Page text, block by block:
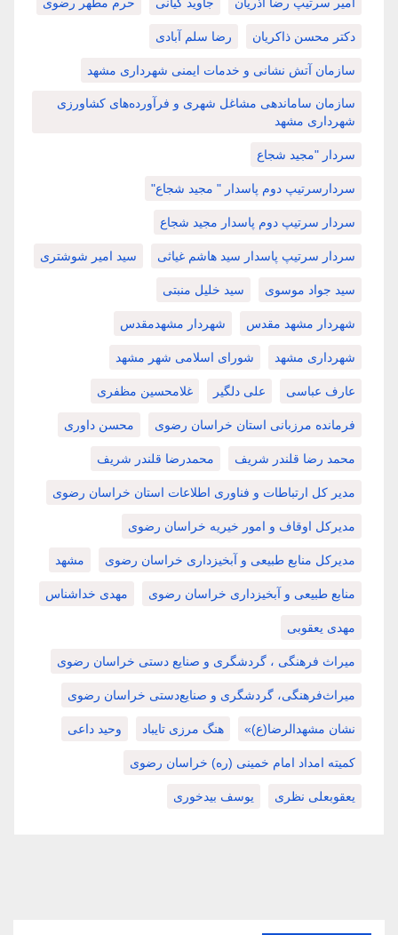
دکتر محسن ذاکریان رضا سلم آبادی
سازمان آتش نشانی و خدمات ایمنی شهرداری مشهد
سازمان ساماندهی مشاغل شهری و فرآورده‌های کشاورزی
شهرداری مشهد
سردار "مجید شجاع
سردارسرتیپ دوم پاسدار " مجید شجاع"
سردار سرتیپ دوم پاسدار مجید شجاع
سردار سرتیپ پاسدار سید هاشم غیاثی سید امیر شوشتری
سید جواد موسوی سید خلیل منبتی
شهردار مشهد مقدس شهردار مشهدمقدس
شهرداری مشهد شورای اسلامی شهر مشهد
عارف عباسی علی دلگیر غلامحسین مظفری
فرمانده مرزبانی استان خراسان رضوی محسن داوری
محمد رضا قلندر شریف محمدرضا قلندر شریف
مدیر کل ارتباطات و فناوری اطلاعات استان خراسان رضوی
مدیرکل اوقاف و امور خیریه خراسان رضوی
مدیرکل منابع طبیعی و آبخیزداری خراسان رضوی مشهد
منابع طبیعی و آبخیزداری خراسان رضوی مهدی خداشناس
مهدی یعقوبی
میراث فرهنگی ، گردشگری و صنایع دستی خراسان رضوی
میراث‌فرهنگی، گردشگری و صنایع‌دستی خراسان رضوی
نشان مشهدالرضا(ع)» هنگ مرزی تایباد وحید داعی
کمیته امداد امام خمینی (ره) خراسان رضوی
یعقوبعلی نظری یوسف بیدخوری